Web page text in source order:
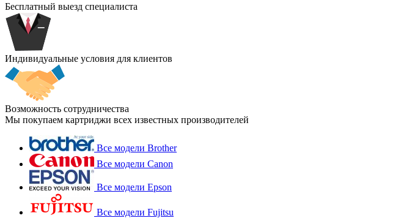
Бесплатный выезд специалиста
Индивидуальные условия для клиентов
Возможность сотрудничества
Мы покупаем картриджи всех известных производителей
Все модели Brother
Все модели Canon
Все модели Epson
Все модели Fujitsu